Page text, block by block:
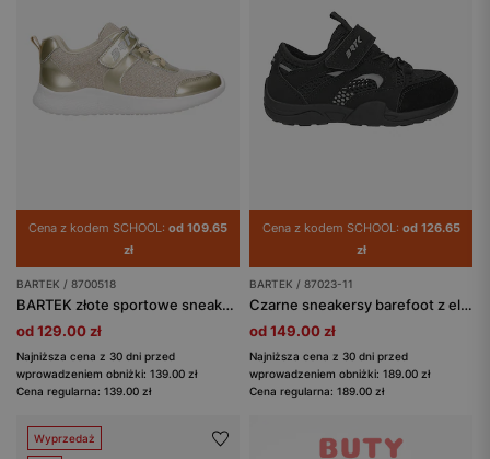
Cena z kodem SCHOOL: od 109.65
zł
BARTEK / 8700518
BARTEK złote sportowe sneakersy dla dziewczynki 87005-18
od 129.00 zł
Najniższa cena z 30 dni przed
wprowadzeniem obniżki: 139.00 zł
Cena regularna: 139.00 zł
Cena z kodem SCHOOL: od 126.65
zł
BARTEK / 87023-11
Czarne sneakersy barefoot z elastycznymi sznurowadłami BARTEK 87023-11
od 149.00 zł
Najniższa cena z 30 dni przed
wprowadzeniem obniżki: 189.00 zł
Cena regularna: 189.00 zł
Wyprzedaż